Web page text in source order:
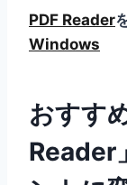
PDF Reader
Windows
おすす
Reader